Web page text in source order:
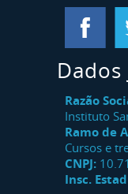
Razão
Instituto
Ramo de
Cursos e
CNPJ:
Insc.